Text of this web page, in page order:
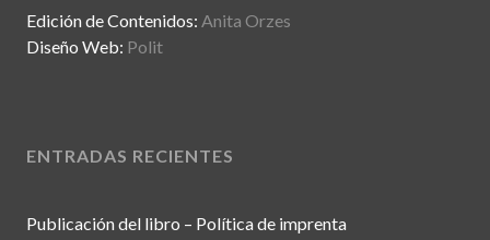
Edición de Contenidos: Anita Orzes
Diseño Web: Polit
ENTRADAS RECIENTES
Publicación del libro – Política de imprenta